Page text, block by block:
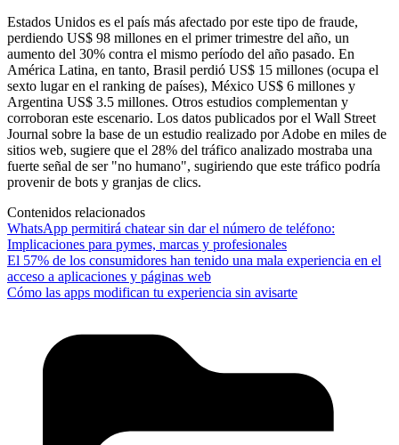
Estados Unidos es el país más afectado por este tipo de fraude,
perdiendo US$ 98 millones en el primer trimestre del año, un
aumento del 30% contra el mismo período del año pasado. En
América Latina, en tanto, Brasil perdió US$ 15 millones (ocupa el
sexto lugar en el ranking de países), México US$ 6 millones y
Argentina US$ 3.5 millones. Otros estudios complementan y
corroboran este escenario. Los datos publicados por el Wall Street
Journal sobre la base de un estudio realizado por Adobe en miles de
sitios web, sugiere que el 28% del tráfico analizado mostraba una
fuerte señal de ser "no humano", sugiriendo que este tráfico podría
provenir de bots y granjas de clics.
Contenidos relacionados
WhatsApp permitirá chatear sin dar el número de teléfono:
Implicaciones para pymes, marcas y profesionales
El 57% de los consumidores han tenido una mala experiencia en el
acceso a aplicaciones y páginas web
Cómo las apps modifican tu experiencia sin avisarte